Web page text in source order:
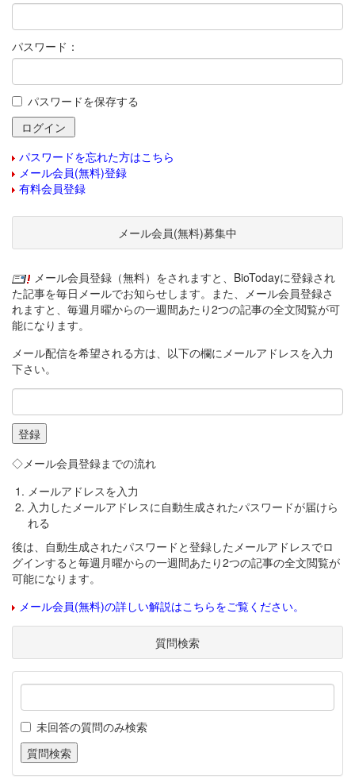
パスワード：
パスワードを保存する
パスワードを忘れた方はこちら
メール会員(無料)登録
有料会員登録
メール会員(無料)募集中
メール会員登録（無料）をされますと、BioTodayに登録され
た記事を毎日メールでお知らせします。また、メール会員登録さ
れますと、毎週月曜からの一週間あたり2つの記事の全文閲覧が可
能になります。
メール配信を希望される方は、以下の欄にメールアドレスを入力
下さい。
◇メール会員登録までの流れ
メールアドレスを入力
入力したメールアドレスに自動生成されたパスワードが届けら
れる
後は、自動生成されたパスワードと登録したメールアドレスでロ
グインすると毎週月曜からの一週間あたり2つの記事の全文閲覧が
可能になります。
メール会員(無料)の詳しい解説はこちらをご覧ください。
質問検索
未回答の質問のみ検索